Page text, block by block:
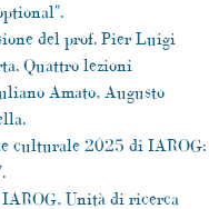
del prof. Pier Luigi
Quattro lezioni
Amato, Augusto
culturale 2025 di IAROG:
Unità di ricerca